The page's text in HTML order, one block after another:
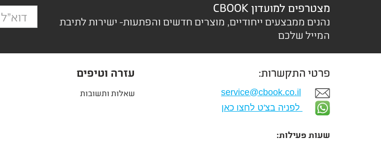
מצטרפים למועדון CBOOK
נהנים ממבצעים ייחודיים, מוצרים חדשים והפתעות- ישירות לתיבת
המייל שלכם
פרטי התקשרות:
service@cbook.co.il
לפניה בצ'ט לחצו כאן
שעות פעילות:
עזרה וטיפים
שאלות ותשובות